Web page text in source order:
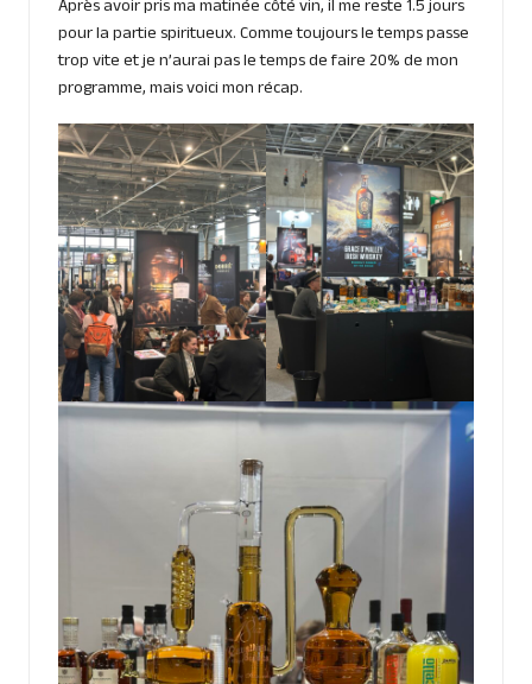
Après avoir pris ma matinée côté vin, il me reste 1.5 jours
pour la partie spiritueux. Comme toujours le temps passe
trop vite et je n’aurai pas le temps de faire 20% de mon
programme, mais voici mon récap.